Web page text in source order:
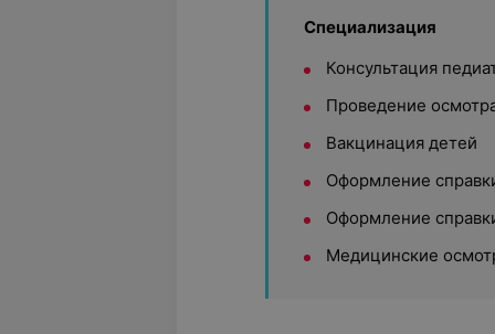
Специализация
Консультация
Проведение
Вакцинация детей
Оформление
Оформление
Медицинские